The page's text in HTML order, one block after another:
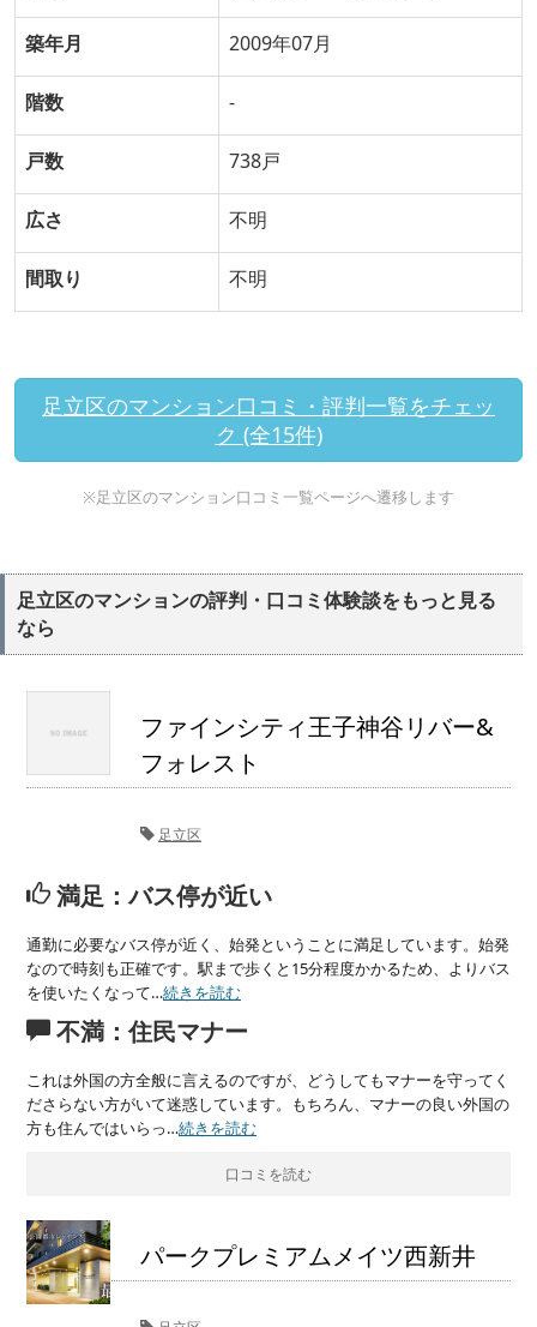
築年月 2009年07月
階数 -
戸数 738戸
広さ 不明
間取り 不明
足立区のマンション口コミ・評判一覧をチェッ
ク (全15件)
※足立区のマンション口コミ一覧ページへ遷移します
足立区のマンションの評判・口コミ体験談をもっと見る
なら
ファインシティ王子神谷リバー&
フォレスト
足立区
満足：バス停が近い
通勤に必要なバス停が近く、始発ということに満足しています。始発
なので時刻も正確です。駅まで歩くと15分程度かかるため、よりバス
を使いたくなって…続きを読む
不満：住民マナー
これは外国の方全般に言えるのですが、どうしてもマナーを守ってく
ださらない方がいて迷惑しています。もちろん、マナーの良い外国の
方も住んではいらっ…続きを読む
口コミを読む
パークプレミアムメイツ西新井